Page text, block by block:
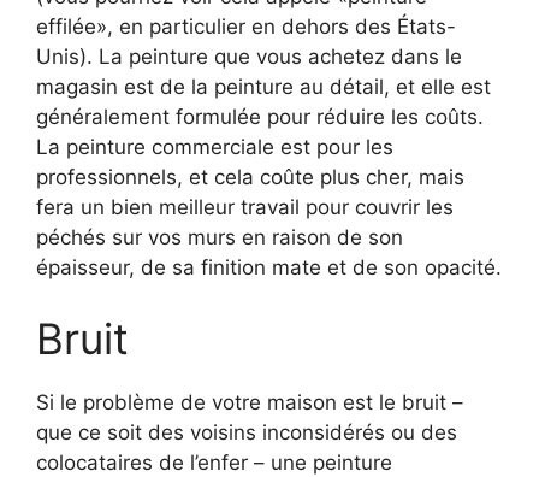
effilée», en particulier en dehors des États-
Unis). La peinture que vous achetez dans le
magasin est de la peinture au détail, et elle est
généralement formulée pour réduire les coûts.
La peinture commerciale est pour les
professionnels, et cela coûte plus cher, mais
fera un bien meilleur travail pour couvrir les
péchés sur vos murs en raison de son
épaisseur, de sa finition mate et de son opacité.
Bruit
Si le problème de votre maison est le bruit –
que ce soit des voisins inconsidérés ou des
colocataires de l’enfer – une peinture